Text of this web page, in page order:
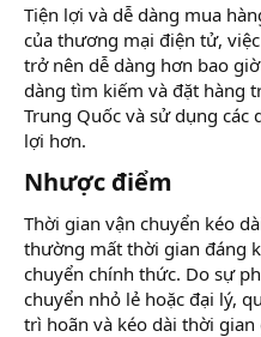
Tiện lợi và dễ dàng mua
của thương mại điện tử,
trở nên dễ dàng hơn bao
dàng tìm kiếm và đặt hàng
Trung Quốc và sử dụng các
lợi hơn.
Nhược điểm​
Thời gian vận chuyển kéo
thường mất thời gian đáng
chuyển chính thức. Do sự
chuyển nhỏ lẻ hoặc đại lý,
trì hoãn và kéo dài thời gian